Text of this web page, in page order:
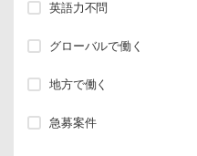
英語力不問
グローバルで働く
地方で働く
急募案件